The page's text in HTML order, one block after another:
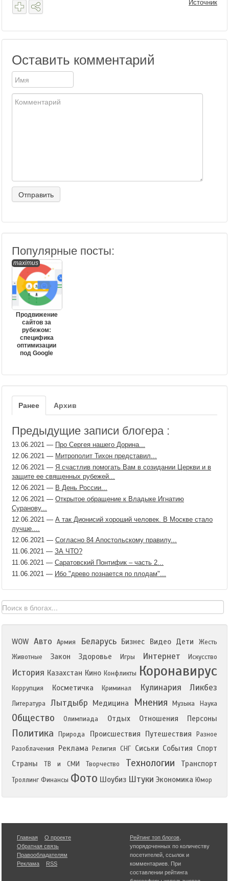
Источник
Оставить комментарий
Популярные посты:
maximus
Продвижение
сайтов за
рубежом:
специфика
оптимизации
под Google
Ранее Архив
Предыдущие записи блогера :
13.06.2021 — Про Сергея нашего Дорина...
12.06.2021 — Митрополит Тихон представил...
12.06.2021 — Я счастлив помогать Вам в созидании Церкви и в
защите ее священных рубежей...
12.06.2021 — В День России...
12.06.2021 — Открытое обращение к Владыке Игнатию
Суранову...
12.06.2021 — А так Дионисий хороший человек. В Москве стало
лучше....
12.06.2021 — Согласно 84 Апостольскому правилу...
11.06.2021 — ЗА ЧТО?
11.06.2021 — Саратовский Понтифик – часть 2...
11.06.2021 — Ибо "древо познается по плодам"...
WOW Авто Армия Беларусь Бизнес Видео Дети
Жесть
Животные
Закон Здоровье Игры Интернет Искусство
История Казахстан Кино Конфликты Коронавирус
Коррупция Косметичка Криминал Кулинария Ликбез
Литература Лытдыбр Медицина Мнения Музыка Наука
Общество Олимпиада Отдых Отношения Персоны
Политика Природа Происшествия Путешествия
Разное
Разоблачения
Реклама Религия СНГ Сиськи События Спорт
Страны
ТВ и СМИ Творчество Технологии Транспорт
Троллинг Финансы Фото Шоубиз Штуки Экономика Юмор
Главная
О проекте
Обратная связь
Правообладателям
Реклама
RSS
Рейтинг топ блогов
упорядоченных по количеству
посетителей, ссылок и
комментариев. При
составлении рейтинга